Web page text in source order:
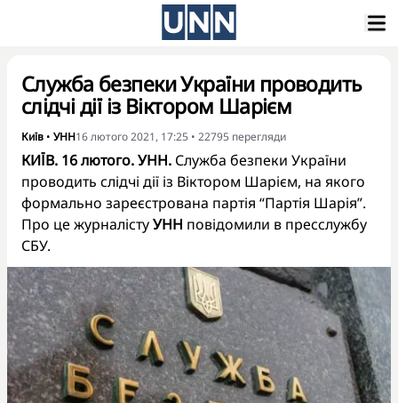
Служба безпеки України проводить
слідчі дії із Віктором Шарієм
Київ • УНН16 лютого 2021, 17:25 • 22795 перегляди
КИЇВ. 16 лютого. УНН. Служба безпеки України
проводить слідчі дії із Віктором Шарієм, на якого
формально зареєстрована партія “Партія Шарія”.
Про це журналістуУНН повідомили в пресслужбу
СБУ.